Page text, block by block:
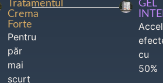
Tratamentul
Crema
Forte
Pentru
păr
mai
scurt
GEL
cu
50%